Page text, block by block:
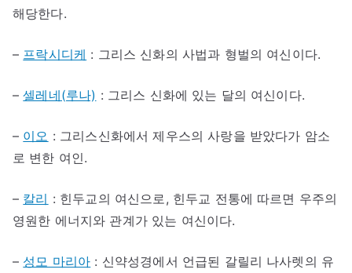
해당한다.
– 프락시디케 : 그리스 신화의 사법과 형벌의 여신이다.
–셀레네(루나) : 그리스 신화에 있는 달의 여신이다.
– 이오 : 그리스신화에서 제우스의 사랑을 받았다가 암소
로 변한 여인.
– 칼리 : 힌두교의 여신으로, 힌두교 전통에 따르면 우주의
영원한 에너지와 관계가 있는 여신이다.
– 성모 마리아 : 신약성경에서 언급된 갈릴리 나사렛의 유